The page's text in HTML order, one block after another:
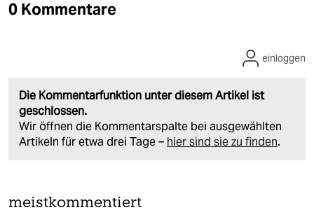
0 Kommentare
Die Kommentarfunktion unter diesem Artikel ist
geschlossen.
Wir öffnen die Kommentarspalte bei ausgewählten
Artikeln für etwa drei Tage – hier sind sie zu finden.
einloggen
meistkommentiert